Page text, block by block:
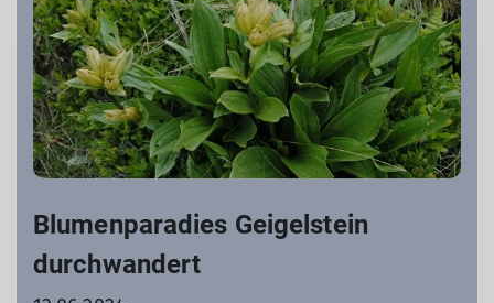
Blumenparadies Geigelstein
durchwandert